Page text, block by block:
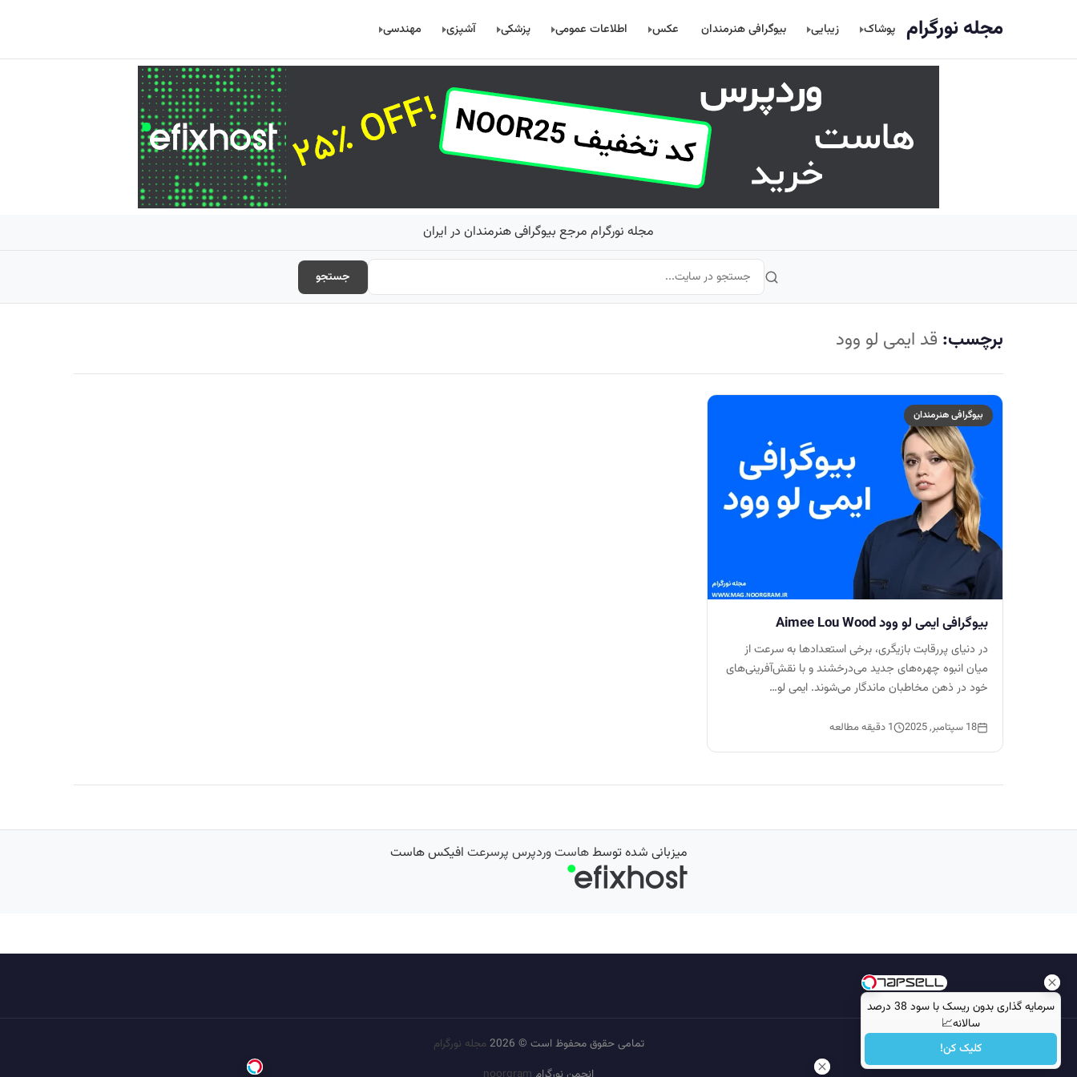
سرمایه گذاری بدون ریسک با سود 38 درصد
سالانه📈
کلیک کن!
مجله نورگرام پوشاک زیبایی بیوگرافی هنرمندان عکس اطلاعات عمومی پزشکی آشپزی مهندسی
مجله نورگرام مرجع بیوگرافی هنرمندان در ایران
جستجو
برچسب: قد ایمی لو وود
بیوگرافی هنرمندان
بیوگرافی ایمی لو وود Aimee Lou Wood
در دنیای پررقابت بازیگری، برخی استعدادها به سرعت از
میان انبوه چهره‌های جدید می‌درخشند و با نقش‌آفرینی‌های
خود در ذهن مخاطبان ماندگار می‌شوند. ایمی لو…
18 سپتامبر, 2025 1 دقیقه مطالعه
میزبانی شده توسطهاست وردپرس پرسرعت افیکس هاست
تمامی حقوق محفوظ است © 2026
مجله نورگرام